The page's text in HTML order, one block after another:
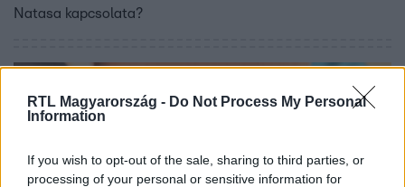
RTL Magyarország - Do Not Process My Personal
Information
If you wish to opt-out of the sale, sharing to third parties, or
processing of your personal or sensitive information for
Natasa kapcsolata?
1:55